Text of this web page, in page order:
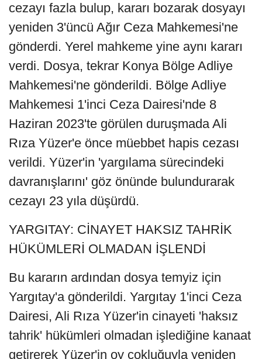
cezayı fazla bulup, kararı bozarak dosyayı
yeniden 3'üncü Ağır Ceza Mahkemesi'ne
gönderdi. Yerel mahkeme yine aynı kararı
verdi. Dosya, tekrar Konya Bölge Adliye
Mahkemesi'ne gönderildi. Bölge Adliye
Mahkemesi 1'inci Ceza Dairesi'nde 8
Haziran 2023'te görülen duruşmada Ali
Rıza Yüzer'e önce müebbet hapis cezası
verildi. Yüzer'in 'yargılama sürecindeki
davranışlarını' göz önünde bulundurarak
cezayı 23 yıla düşürdü.
YARGITAY: CİNAYET HAKSIZ TAHRİK
HÜKÜMLERİ OLMADAN İŞLENDİ
Bu kararın ardından dosya temyiz için
Yargıtay'a gönderildi. Yargıtay 1'inci Ceza
Dairesi, Ali Rıza Yüzer'in cinayeti 'haksız
tahrik' hükümleri olmadan işlediğine kanaat
getirerek Yüzer'in oy çokluğuyla yeniden